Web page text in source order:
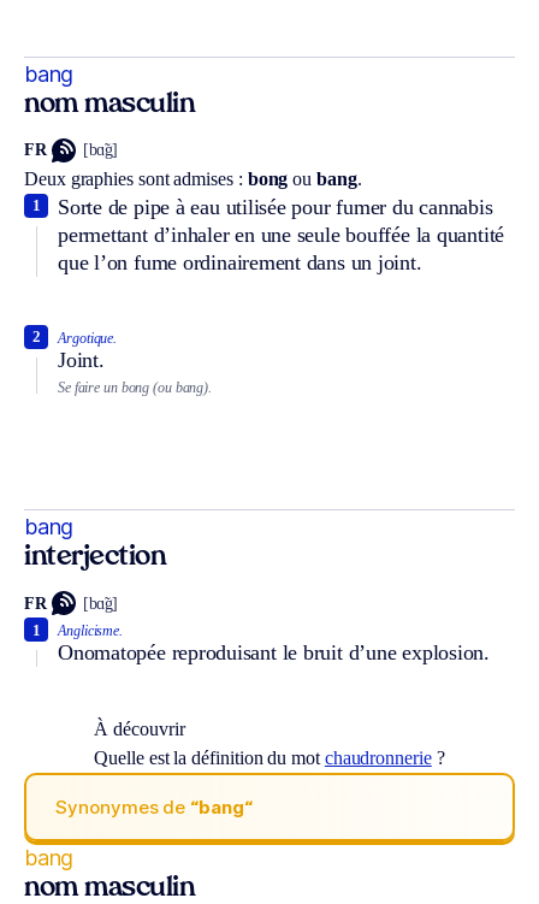
bang
nom masculin
FR [bɑ̃g]
Deux graphies sont admises : bong oubang.
Sorte de pipe à eau utilisée pour fumer du cannabis
permettant d’inhaler en une seule bouffée la quantité
que l’on fume ordinairement dans un joint.
1
Argotique.
Joint.
2
Se faire un bong (ou bang).
bang
interjection
FR [bɑ̃g]
Anglicisme.
Onomatopée reproduisant le bruit d’une explosion.
1
À découvrir
Quelle est la définition du mot chaudronnerie?
Synonymes de “bang“
bang
nom masculin